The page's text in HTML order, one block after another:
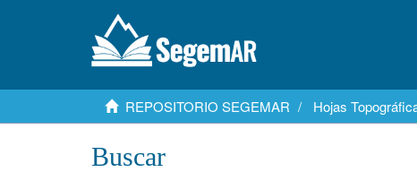
REPOSITORIO SEGEMAR Hojas
Buscar